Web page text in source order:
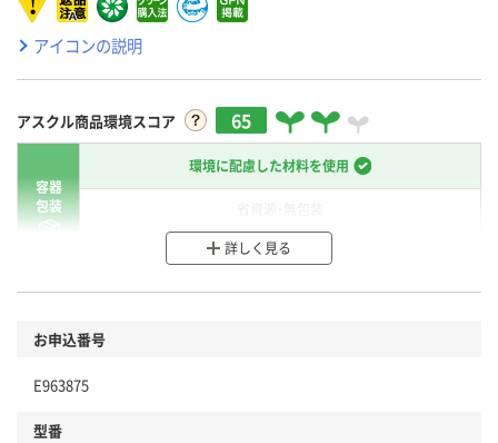
アイコンの説明
アスクル商品環境スコア 65
容器
包装
環境に配慮した材料を使用
分別・リサイクルしやすい設計
商品
本体
詳しく見る
お申込番号
E963875
型番